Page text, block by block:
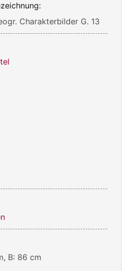
Charakterbilder G. 13
B: 86 cm